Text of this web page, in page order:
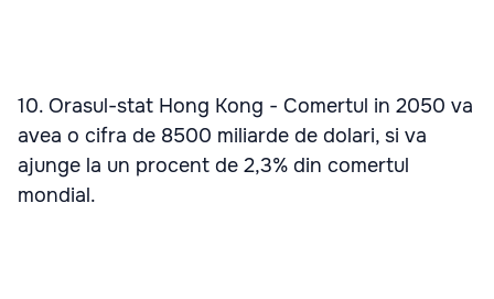
10. Orasul-stat Hong Kong - Comertul in 2050 va
avea o cifra de 8500 miliarde de dolari, si va
ajunge la un procent de 2,3% din comertul
mondial.